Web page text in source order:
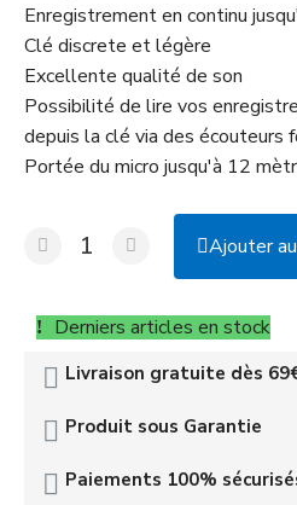
Enregistrement en continu
Clé discrete et légère
Excellente qualité de son
Possibilité de lire vos
depuis la clé via des écouteurs
Portée du micro jusqu'à 12
Ajouter
Derniers articles en stock
Livraison gratuite dès
Produit sous Garantie
Paiements 100%